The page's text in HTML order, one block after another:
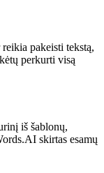
pakeisti tekstą,
perkurti visą
iš šablonų,
skirtas esamų